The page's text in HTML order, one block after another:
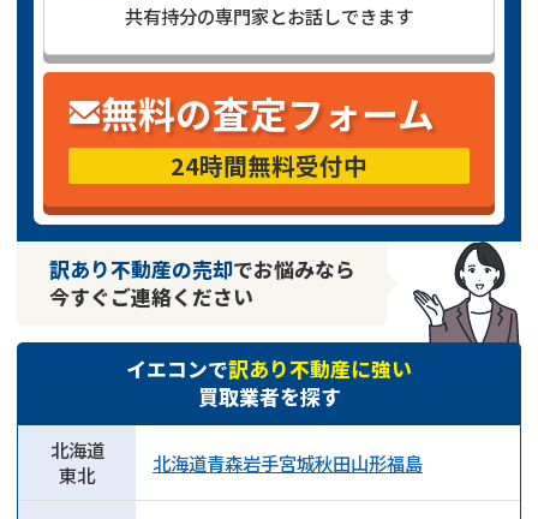
共有持分の専門家とお話しできます
無料の査定フォーム
24時間無料受付中
訳あり不動産の売却でお悩みなら
今すぐご連絡ください
イエコンで訳あり不動産に強い
買取業者を探す
北海道
東北
北海道青森岩手宮城秋田山形福島
不動産の売却でお悩みならこちら